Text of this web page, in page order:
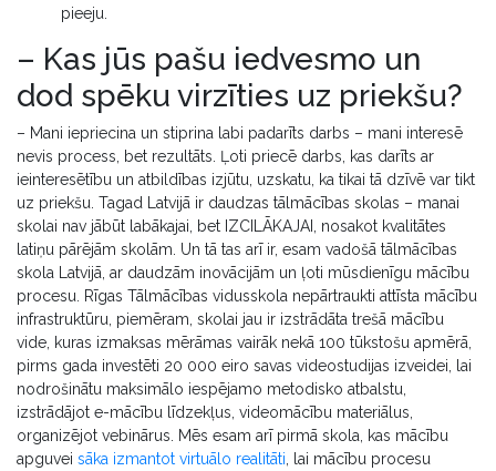
pieeju.
– Kas jūs pašu iedvesmo un
dod spēku virzīties uz priekšu?
– Mani iepriecina un stiprina labi padarīts darbs – mani interesē
nevis process, bet rezultāts. Ļoti priecē darbs, kas darīts ar
ieinteresētību un atbildības izjūtu, uzskatu, ka tikai tā dzīvē var tikt
uz priekšu. Tagad Latvijā ir daudzas tālmācības skolas – manai
skolai nav jābūt labākajai, bet IZCILĀKAJAI, nosakot kvalitātes
latiņu pārējām skolām. Un tā tas arī ir, esam vadošā tālmācības
skola Latvijā, ar daudzām inovācijām un ļoti mūsdienīgu mācību
procesu. Rīgas Tālmācības vidusskola nepārtraukti attīsta mācību
infrastruktūru, piemēram, skolai jau ir izstrādāta trešā mācību
vide, kuras izmaksas mērāmas vairāk nekā 100 tūkstošu apmērā,
pirms gada investēti 20 000 eiro savas videostudijas izveidei, lai
nodrošinātu maksimālo iespējamo metodisko atbalstu,
izstrādājot e-mācību līdzekļus, videomācību materiālus,
organizējot vebinārus. Mēs esam arī pirmā skola, kas mācību
apguvei sāka izmantot virtuālo realitāti , lai mācību procesu